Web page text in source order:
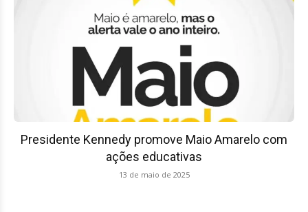
Presidente Kennedy promove Maio Amarelo com
ações educativas
13 de maio de 2025